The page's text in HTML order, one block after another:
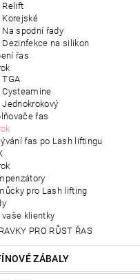
Relift
Korejské
Na spodní řady
Dezinfekce na silikon
řas
TGA
Cysteamine
Jednokrokový
řas
řas po Lash liftingu
pro Lash lifting
vaše klientky
PRO RŮST ŘAS
ZÁBALY